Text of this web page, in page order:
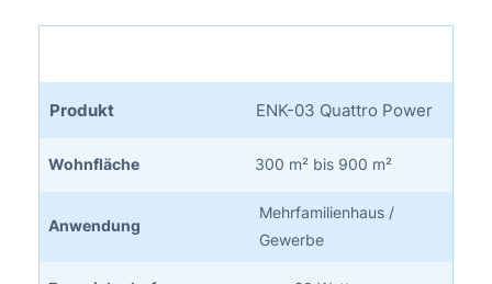
Produkt ENK-03 Quattro Power
Wohnfläche 300 m² bis 900 m²
Anwendung
Mehrfamilienhaus /
Gewerbe